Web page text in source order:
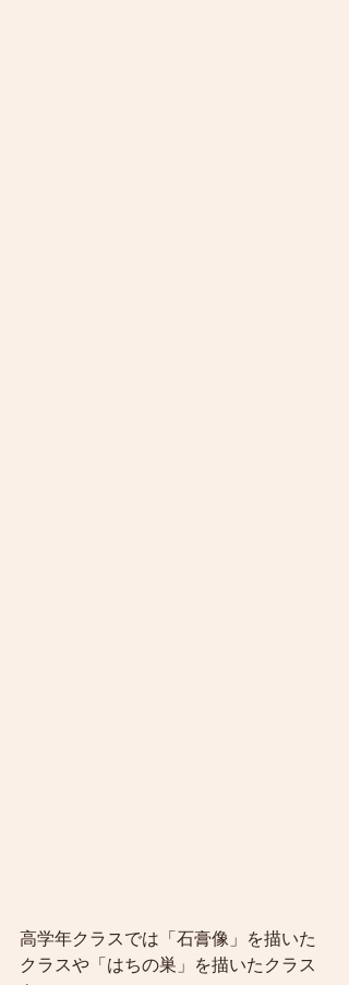
高学年クラスでは「石膏像」を描いた
クラスや「はちの巣」を描いたクラス